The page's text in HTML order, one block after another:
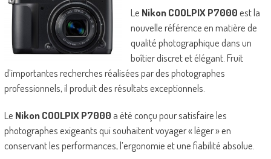
Le Nikon COOLPIX P7000est la
nouvelle référence en matière de
qualité photographique dans un
boîtier discret et élégant. Fruit
d’importantes recherches réalisées par des photographes
professionnels, il produit des résultats exceptionnels.
Le Nikon COOLPIX P7000 a été conçu pour satisfaire les
photographes exigeants qui souhaitent voyager « léger » en
conservant les performances, l’ergonomie et une fiabilité absolue.